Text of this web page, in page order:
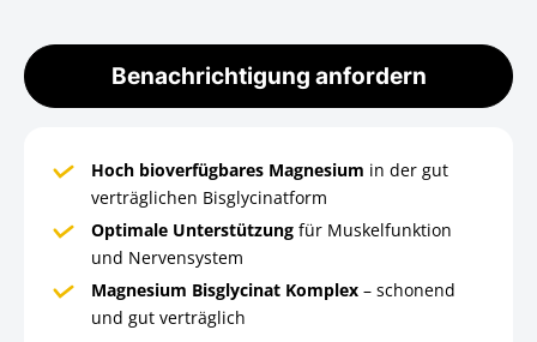
Benachrichtigung anfordern
Hoch bioverfügbares Magnesium in der gut
verträglichen Bisglycinatform
Optimale Unterstützung für Muskelfunktion
und Nervensystem
Magnesium Bisglycinat Komplex – schonend
und gut verträglich